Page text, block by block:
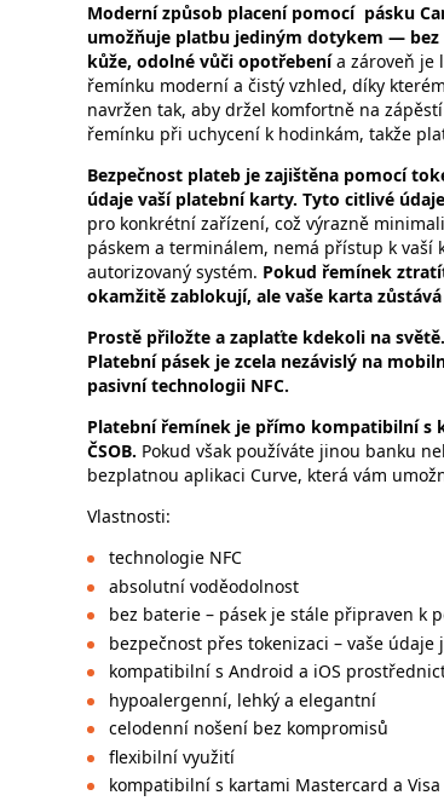
Moderní způsob placení pomocí pásku
umožňuje platbu jediným dotykem —
kůže, odolné vůči opotřebenía zároveň je
řemínku moderní a čistý vzhled, díky
navržen tak, aby držel komfortně na
řemínku při uchycení k hodinkám, takže
Bezpečnost plateb je zajištěna pomocí
údaje vaší platební karty. Tyto citlivé
pro konkrétní zařízení, což výrazně
páskem a terminálem, nemá přístup k
autorizovaný systém. Pokud řemínek
okamžitě zablokují, ale vaše karta
Prostě přiložte a zaplaťte kdekoli na světě.
Platební pásek je zcela nezávislý na
pasivní technologii NFC.
Platební řemínek je přímo kompatibilní s
ČSOB. Pokud však používáte jinou banku
bezplatnou aplikaci Curve, která vám
Vlastnosti:
technologie NFC
absolutní voděodolnost
bez baterie – pásek je stále připraven k
bezpečnost přes tokenizaci – vaše údaje
kompatibilní s Android a iOS
hypoalergenní, lehký a elegantní
celodenní nošení bez kompromisů
flexibilní využití
kompatibilní s kartami Mastercard a